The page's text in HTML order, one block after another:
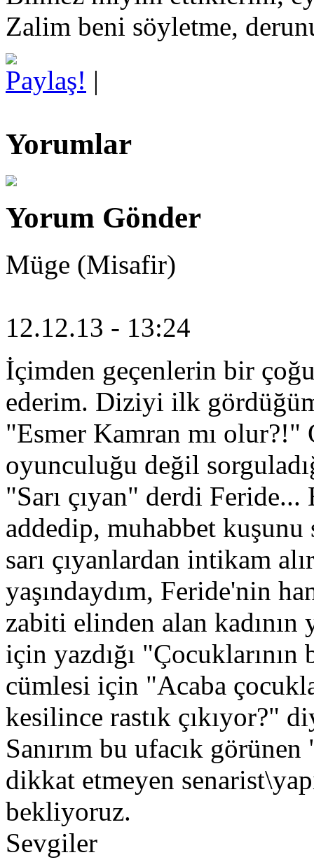
Zalim beni söyletme,
Paylaş! |
Yorumlar
Yorum Gönder
Müge (Misafir)
12.12.13 - 13:24
İçimden geçenlerin bir
ederim. Diziyi ilk
"Esmer Kamran mı olur?!"
oyunculuğu değil
"Sarı çıyan" derdi
addedip, muhabbet kuşunu
sarı çıyanlardan intikam
yaşındaydım, Feride'nin
zabiti elinden alan kadının
için yazdığı "Çocuklarının
cümlesi için "Acaba
kesilince rastık çıkıyor?"
Sanırım bu ufacık
dikkat etmeyen
bekliyoruz.
Sevgiler